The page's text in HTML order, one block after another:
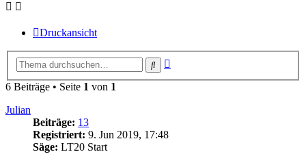
Druckansicht
Suche
6 Beiträge • Seite 1 von 1
Julian
Beiträge: 13
Registriert: 9. Jun 2019, 17:48
Säge: LT20 Start